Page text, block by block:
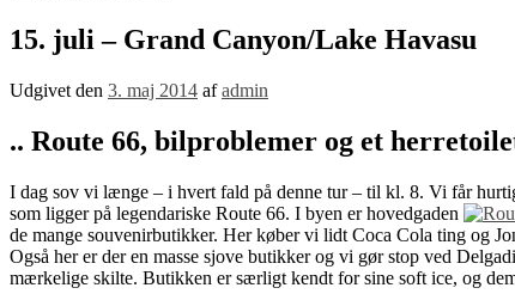
15. juli – Grand Canyon/Lake Havasu
Udgivet den 3. maj 2014 afadmin
.. Route 66, bilproblemer og et
I dag sov vi længe – i hvert fald på denne tur – til kl. 8. Vi får
som ligger på legendariske Route 66. I byen er hovedgaden
de mange souvenirbutikker. Her køber vi lidt Coca Cola ting og
Også her er der en masse sjove butikker og vi gør stop ved
mærkelige skilte. Butikken er særligt kendt for sine soft ice, og